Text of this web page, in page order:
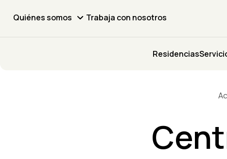
Quiénes somos Trabaja con nosotros
Residencias